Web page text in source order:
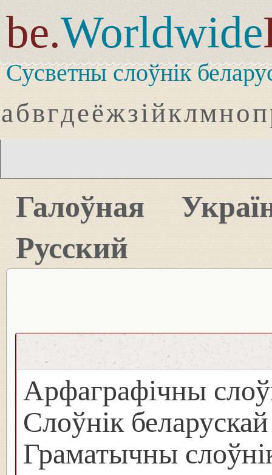
be.Worldwide
Сусветны слоўнік
абвгдеёжзійклмноп
Галоўная
Русский
Арфаграфічны
Слоўнік
Граматычны